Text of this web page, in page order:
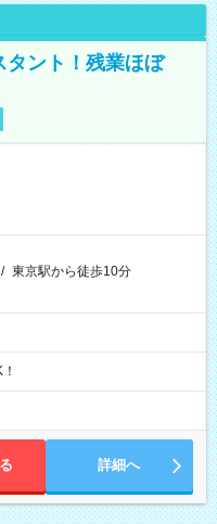
タント！残業ほぼ
/ 東京駅から徒歩10分
詳細へ